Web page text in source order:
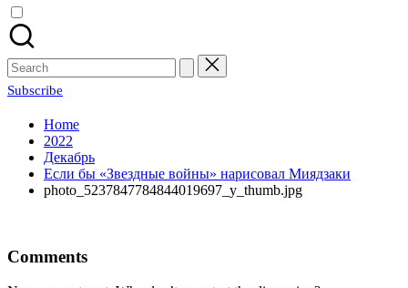
Search
for:
Subscribe
Home
2022
Декабрь
Если бы «Звездные войны» нарисовал Миядзаки
photo_5237847784844019697_y_thumb.jpg
Comments